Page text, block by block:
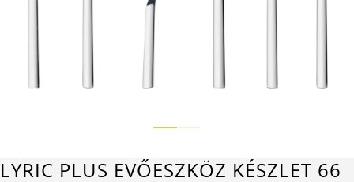
LYRIC PLUS EVŐESZKÖZ KÉSZLET 66